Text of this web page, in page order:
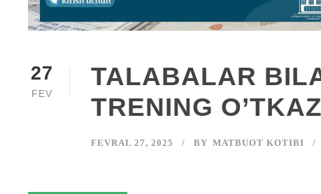
27
FEV
TALABALAR
TRENING
FEVRAL 27, 2025 BY MATBUOT KOTIBI